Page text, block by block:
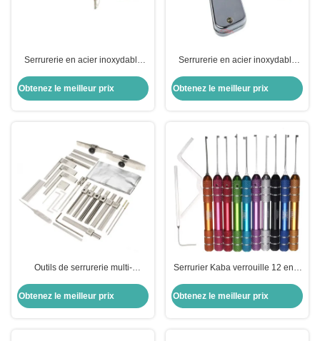
Serrurerie en acier inoxydable
Serrurerie fournitures Pistolet à
piquer
Obtenez le meilleur prix
Serrurerie en acier inoxydable
Serrurerie fournitures Pistolet à
piquer
Obtenez le meilleur prix
Outils de serrurerie multi-
serrurerie outils de serrurerie
outils de serrurerie pour serrurier
Obtenez le meilleur prix
Serrurier Kaba verrouille 12 en 1
outils de déverrouillage
Ensemble de clés enlever les
Obtenez le meilleur prix